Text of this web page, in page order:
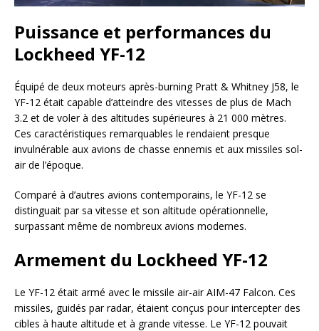
Puissance et performances du
Lockheed YF-12
Équipé de deux moteurs après-burning Pratt & Whitney J58, le
YF-12 était capable d’atteindre des vitesses de plus de Mach
3.2 et de voler à des altitudes supérieures à 21 000 mètres.
Ces caractéristiques remarquables le rendaient presque
invulnérable aux avions de chasse ennemis et aux missiles sol-
air de l’époque.
Comparé à d’autres avions contemporains, le YF-12 se
distinguait par sa vitesse et son altitude opérationnelle,
surpassant même de nombreux avions modernes.
Armement du Lockheed YF-12
Le YF-12 était armé avec le missile air-air AIM-47 Falcon. Ces
missiles, guidés par radar, étaient conçus pour intercepter des
cibles à haute altitude et à grande vitesse. Le YF-12 pouvait